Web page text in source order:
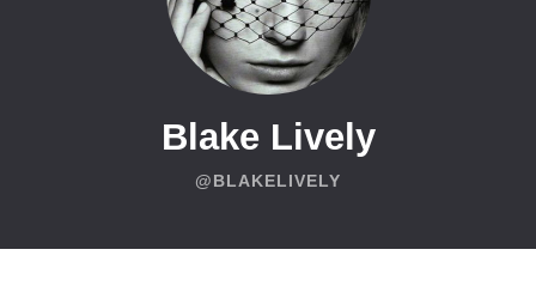
Blake Lively
@BLAKELIVELY